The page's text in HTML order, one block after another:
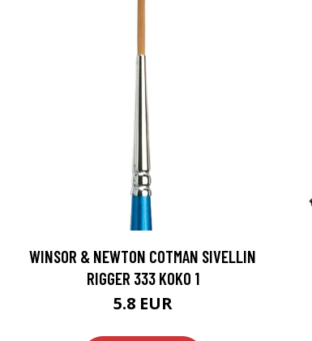
WINSOR & NEWTON COTMAN SIVELLIN
RIGGER 333 KOKO 1
5.8 EUR